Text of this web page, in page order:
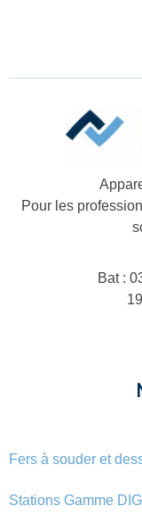
Pour les
Bat :
Fers à souder et
Stations Gamme